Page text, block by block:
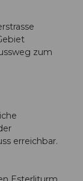
zum
erreichbar.